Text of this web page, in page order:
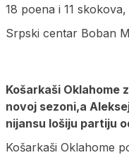
18 poena i 11
Srpski centar Boban
Košarkaši Oklahome
novoj sezoni,a
nijansu lošiju partiju
Košarkaši Oklahome